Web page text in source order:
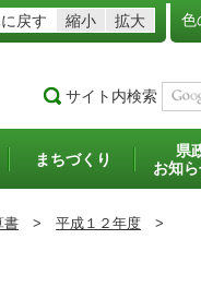
戻す 縮小 拡大 色
サイト内検索
まちづくり
県
お知
書 > 平成１２年度 >